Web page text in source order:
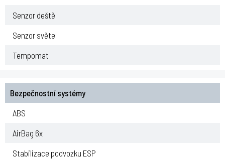
Senzor deště
Senzor světel
Tempomat
Bezpečnostní systémy
ABS
AirBag 6x
Stabilizace podvozku ESP